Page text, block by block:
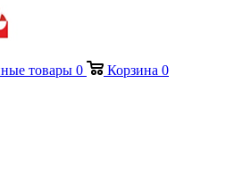
товары 0 Корзина 0